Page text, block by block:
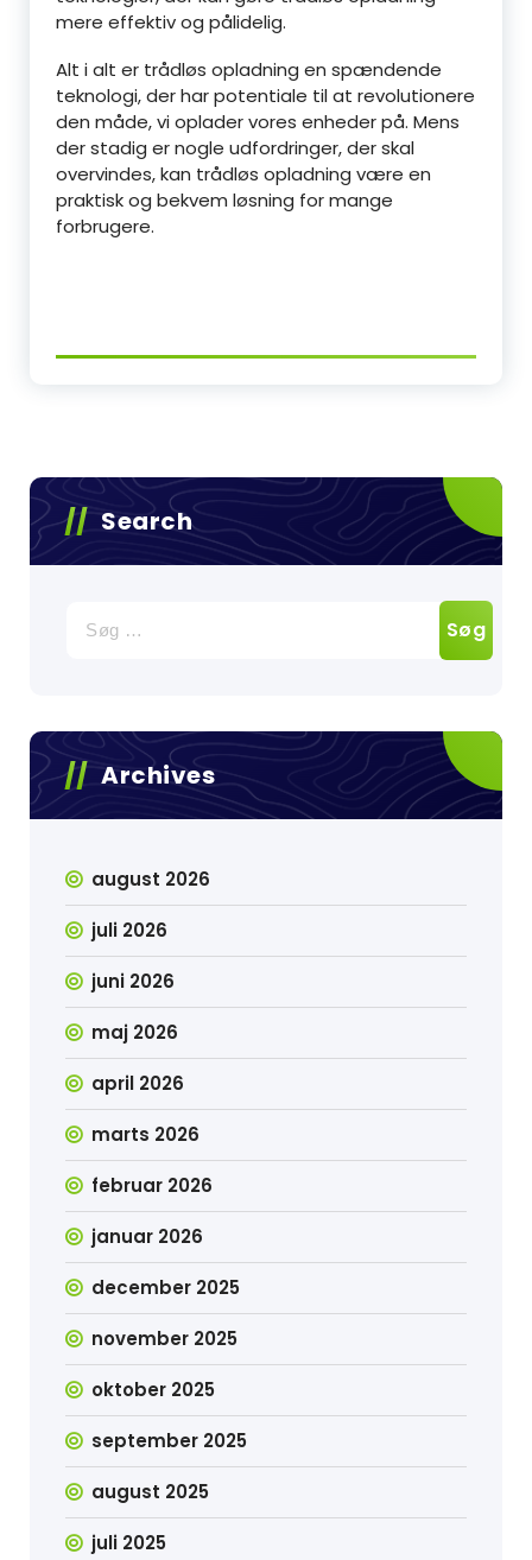
mere effektiv og pålidelig.
Alt i alt er trådløs opladning en spændende
teknologi, der har potentiale til at revolutionere
den måde, vi oplader vores enheder på. Mens
der stadig er nogle udfordringer, der skal
overvindes, kan trådløs opladning være en
praktisk og bekvem løsning for mange
forbrugere.
Search
efter:
Archives
august 2026
juli 2026
juni 2026
maj 2026
april 2026
marts 2026
februar 2026
januar 2026
december 2025
november 2025
oktober 2025
september 2025
august 2025
juli 2025